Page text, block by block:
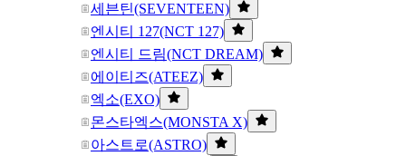
세븐틴(SEVENTEEN)
엔시티 127(NCT 127)
엔시티 드림(NCT DREAM)
에이티즈(ATEEZ)
엑소(EXO)
몬스타엑스(MONSTA X)
아스트로(ASTRO)